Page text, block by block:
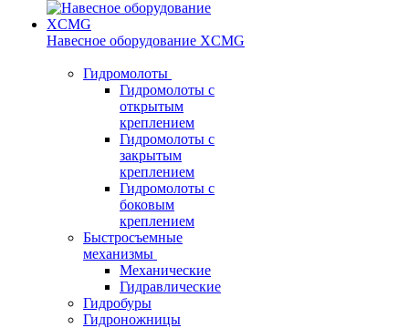
Навесное оборудование XCMG
Гидромолоты
Гидромолоты с
открытым
креплением
Гидромолоты с
закрытым
креплением
Гидромолоты с
боковым
креплением
Быстросъемные
механизмы
Механические
Гидравлические
Гидробуры
Гидроножницы